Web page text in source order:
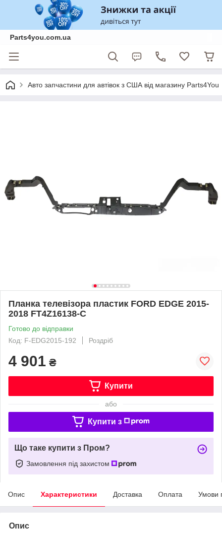
Parts4you.com.ua
Авто запчастини для автівок з США від магазину Parts4You
Планка телевізора пластик FORD EDGE 2015-
2018 FT4Z16138-C
Готово до відправки
Код: F-EDG2015-192
Роздріб
4 901 ₴
Купити
або
Купити з
Що таке купити з Пром?
Замовлення під захистом
Опис Характеристики Доставка Оплата Умови
Опис